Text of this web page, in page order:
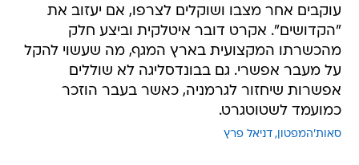
עוקבים אחר מצבו ושוקלים לצרפו, אם יעזוב את
"הקדושים". אקרט דובר איטלקית וביצע חלק
מהכשרתו המקצועית בארץ המגף, מה שעשוי להקל
על מעבר אפשרי. גם בבונדסליגה לא שוללים
אפשרות שיחזור לגרמניה, כאשר בעבר הוזכר
כמועמד לשטוטגרט.
סאות'המפטון דניאל פרץ